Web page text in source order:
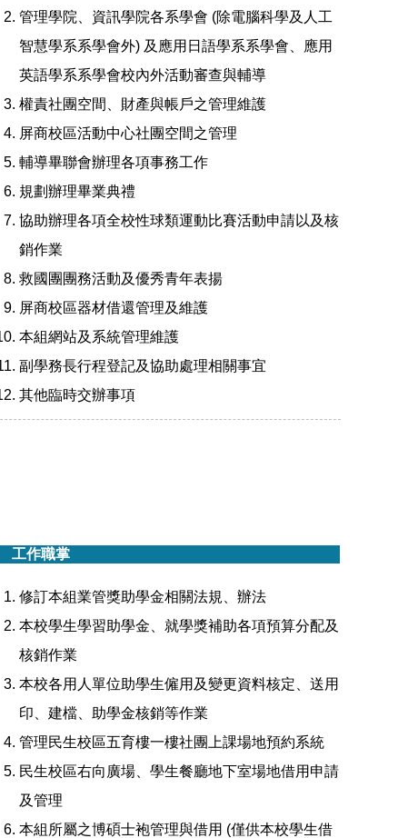
管理學院、資訊學院各系學會 (除電腦科學及人工
智慧學系系學會外) 及應用日語學系系學會、應用
英語學系系學會校內外活動審查與輔導
權責社團空間、財產與帳戶之管理維護
屏商校區活動中心社團空間之管理
輔導畢聯會辦理各項事務工作
規劃辦理畢業典禮
協助辦理各項全校性球類運動比賽活動申請以及核
銷作業
救國團團務活動及優秀青年表揚
屏商校區器材借還管理及維護
本組網站及系統管理維護
副學務長行程登記及協助處理相關事宜
其他臨時交辦事項
工作職掌
修訂本組業管獎助學金相關法規、辦法
本校學生學習助學金、就學獎補助各項預算分配及
核銷作業
本校各用人單位助學生僱用及變更資料核定、送用
印、建檔、助學金核銷等作業
管理民生校區五育樓一樓社團上課場地預約系統
民生校區右向廣場、學生餐廳地下室場地借用申請
及管理
本組所屬之博碩士袍管理與借用 (僅供本校學生借